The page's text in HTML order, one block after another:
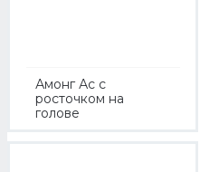
Амонг Ас с
росточком на
голове